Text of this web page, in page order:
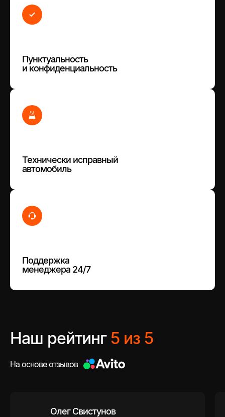
Пунктуальность
и конфиденциальность
Технически исправный
автомобиль
Поддержка
менеджера 24/7
Наш рейтинг 5 из 5
На основе отзывов
Олег Свистунов